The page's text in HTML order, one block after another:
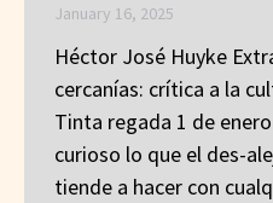
January 16, 2025
Héctor José Huyke
cercanías: crítica a la
Tinta regada 1 de
curioso lo que el des-
tiende a hacer con